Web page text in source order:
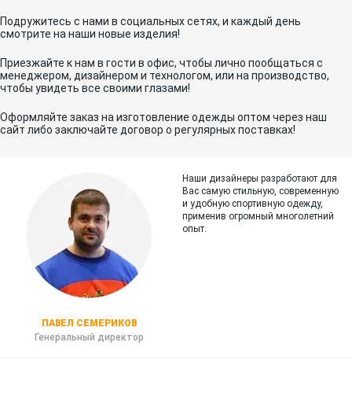
Подружитесь с нами в социальных сетях, и каждый день
смотрите на наши новые изделия!
Приезжайте к нам в гости в офис, чтобы лично пообщаться с
менеджером, дизайнером и технологом, или на производство,
чтобы увидеть все своими глазами!
Оформляйте заказ на изготовление одежды оптом через наш
сайт либо заключайте договор о регулярных поставках!
ПАВЕЛ СЕМЕРИКОВ
Генеральный директор
Наши дизайнеры разработают для
Вас самую стильную, современную
и удобную спортивную одежду,
применив огромный многолетний
опыт.